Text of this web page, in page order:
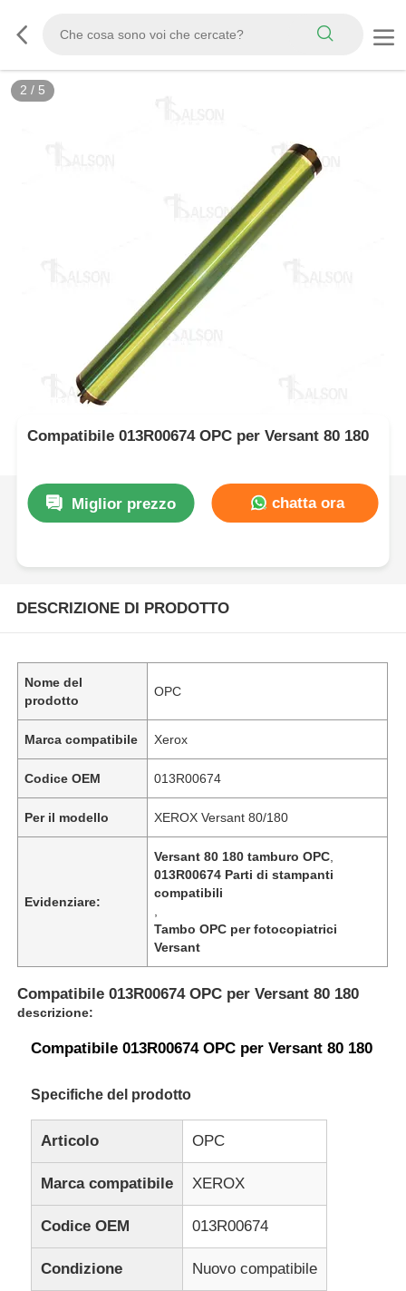
2 / 5
Compatibile 013R00674 OPC per Versant 80 180
Miglior prezzo chatta ora
DESCRIZIONE DI PRODOTTO
Nome del
prodotto
OPC
Marca compatibile Xerox
Codice OEM 013R00674
Per il modello XEROX Versant 80/180
Evidenziare:
Versant 80 180 tamburo OPC
013R00674 Parti di stampanti
compatibili
Tambo OPC per fotocopiatrici
Versant
Compatibile 013R00674 OPC per Versant 80 180
descrizione:
Compatibile 013R00674 OPC per Versant 80 180
Specifiche del prodotto
Articolo OPC
Marca compatibile XEROX
Codice OEM 013R00674
Condizione Nuovo compatibile